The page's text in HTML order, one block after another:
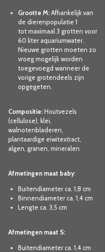
Grootte M: Afhankelijk van
de dierenpopulatie 1
tot maximaal 3 grotten voor
60 liter aquariumwater.
Nieuwe grotten moeten zo
vroeg mogelijk worden
toegevoegd wanneer de
vorige grotendeels zijn
opgegeten.
Compositie:Houtvezels
(cellulose), klei,
walnotenbladeren,
plantaardige eiwitextract,
algen, granen, mineralen
Afmetingen maat baby:
Buitendiameter ca. 1,8 cm
Binnendiameter ca. 1,4 cm
Lengte ca. 3,5 cm
Afmetingen maat S:
Buitendiameter ca. 1,4 cm